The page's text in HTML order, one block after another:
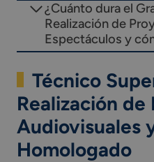
¿Cuánto dura el
Realización de
Espectáculos y
Técnico
Realización
Audiovisuales
Homologado